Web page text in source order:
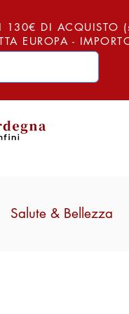
130€ DI ACQUISTO
EUROPA -
Salute & Bellezza